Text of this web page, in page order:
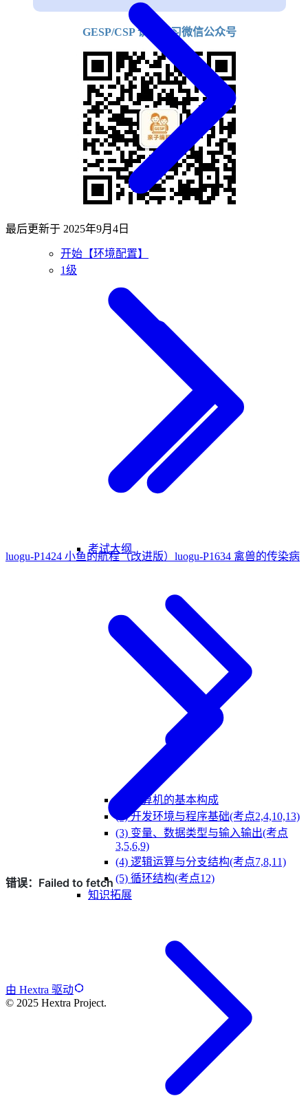
开始【环境配置】
1级
考试大纲
(1) 计算机的基本构成
(2) 开发环境与程序基础(考点2,4,10,13)
(3) 变量、数据类型与输入输出(考点
3,5,6,9)
(4) 逻辑运算与分支结构(考点7,8,11)
(5) 循环结构(考点12)
知识拓展
GESP/CSP 认证学习微信公众号
最后更新于 2025年9月4日
luogu-P1424 小鱼的航程（改进版） luogu-P1634 禽兽的传染病
由 Hextra 驱动
© 2025 Hextra Project.